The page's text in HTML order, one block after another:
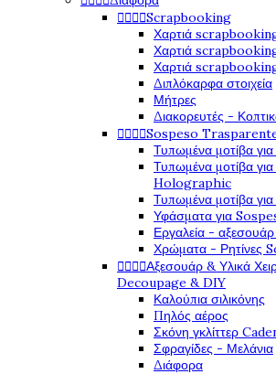
   Scrapbooking
Χαρτιά
Χαρτιά
Χαρτιά
Διπλόκαρφα στοιχεία
Μήτρες
Διακορευτές -
   Sospeso
Τυπωμένα μοτίβα
Τυπωμένα μοτίβα
Holographic
Τυπωμένα μοτίβα
Υφάσματα για
Εργαλεία -
Χρώματα - Ρητίνες
   Αξεσουάρ & Υλικά
Decoupage & DIY
Καλούπια σιλικόνης
Πηλός αέρος
Σκόνη γκλίττερ
Σφραγίδες - Μελάνια
Διάφορα